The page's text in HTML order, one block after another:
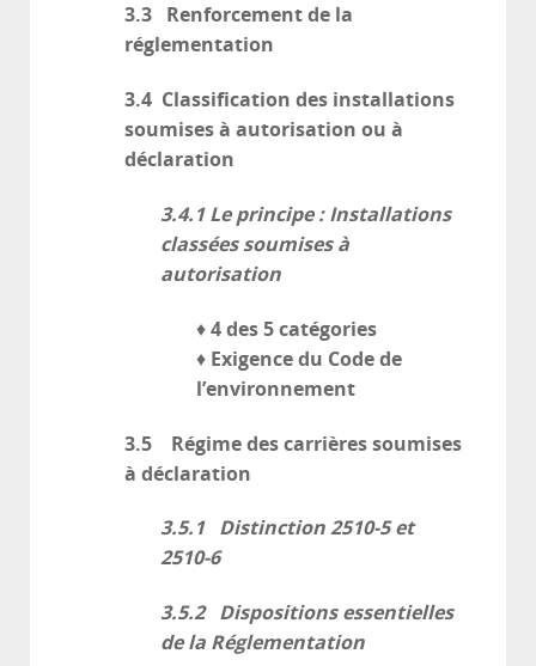
3.3 Renforcement de la
réglementation
3.4 Classification des installations
soumises à autorisation ou à
déclaration
3.4.1Le principe : Installations
classées soumises à
autorisation
♦ 4 des 5 catégories
♦ Exigence du Code de
l’environnement
3.5 Régime des carrières soumises
à déclaration
3.5.1 Distinction 2510-5 et
2510-6
3.5.2 Dispositions essentielles
de la Réglementation